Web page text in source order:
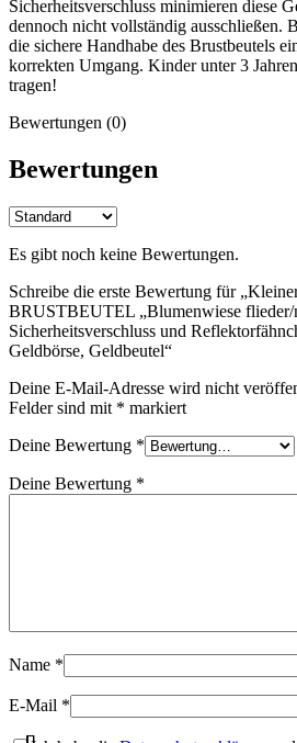
Sicherheitsverschluss minimieren diese
dennoch nicht vollständig ausschließen.
die sichere Handhabe des Brustbeutels
korrekten Umgang. Kinder unter 3
tragen!
Bewertungen (0)
Bewertungen
Es gibt noch keine Bewertungen.
Schreibe die erste Bewertung für
BRUSTBEUTEL „Blumenwiese flieder/
Sicherheitsverschluss und
Geldbörse, Geldbeutel“
Deine E-Mail-Adresse wird nicht
Felder sind mit * markiert
Deine Bewertung *
Deine Bewertung *
Name *
E-Mail *